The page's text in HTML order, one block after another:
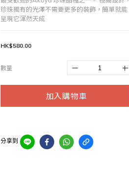
珍珠獨有的光澤不需要更多的裝飾，簡單就能
呈現它渾然天成
HK$580.00
數量
加入購物車
分享到